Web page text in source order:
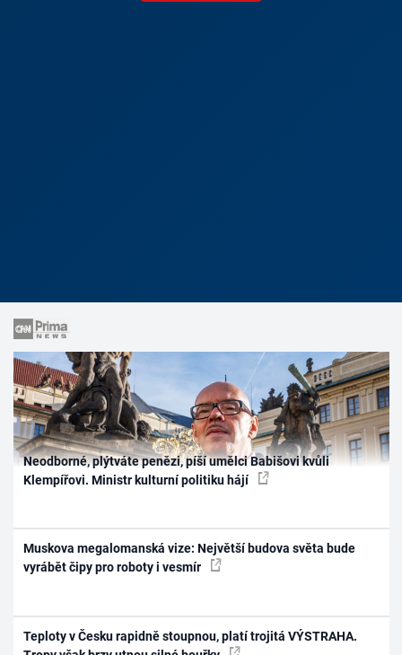
Neodborné, plýtváte penězi, píší umělci Babišovi kvůli
Klempířovi. Ministr kulturní politiku hájí
Muskova megalomanská vize: Největší budova světa bude
vyrábět čipy pro roboty i vesmír
Teploty v Česku rapidně stoupnou, platí trojitá VÝSTRAHA.